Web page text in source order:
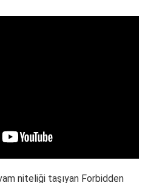
niteliği taşıyan Forbidden